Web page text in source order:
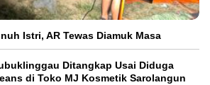
Istri, AR Tewas Diamuk Masa
Ditangkap Usai Diduga
di Toko MJ Kosmetik Sarolangun